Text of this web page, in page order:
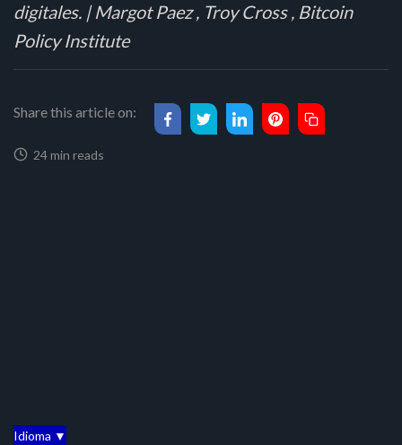
digitales. | Margot Paez , Troy Cross , Bitcoin
Policy Institute
Share this article on:
24 min reads
Idioma ▼